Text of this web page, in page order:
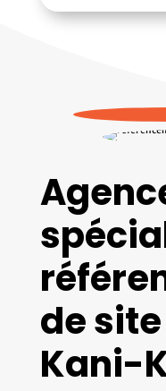
de
Kani-